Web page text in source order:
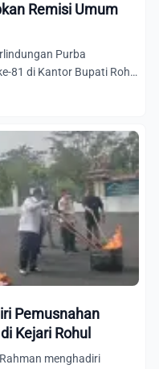
Remisi Umum
Purba
81 di Kantor Bupati Rohul
Pemusnahan
Kejari Rohul
menghadiri